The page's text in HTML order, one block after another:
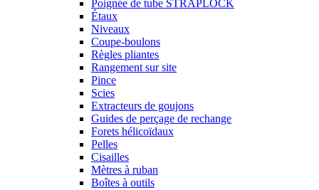
Poignée de tube STRAPLOCK
Étaux
Niveaux
Coupe-boulons
Règles pliantes
Rangement sur site
Pince
Scies
Extracteurs de goujons
Guides de perçage de rechange
Forets hélicoïdaux
Pelles
Cisailles
Mètres à ruban
Boîtes à outils